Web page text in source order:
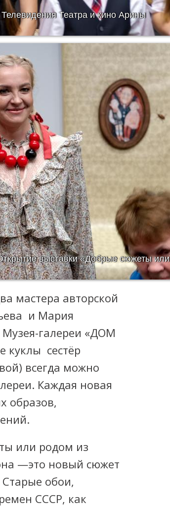
Театра и кино Арины
выставки «Добрые сюжеты или
мастера авторской
и Мария
Музея-галереи «ДОМ
куклы сестёр
всегда можно
Каждая новая
образов,
или родом из
—это новый сюжет
обои,
СССР, как